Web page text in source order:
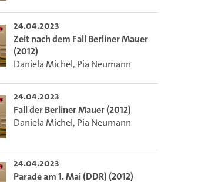
24.04.2023
Zeit nach dem Fall Berliner Mauer
(2012)
Daniela Michel, Pia Neumann
24.04.2023
Fall der Berliner Mauer (2012)
Daniela Michel, Pia Neumann
24.04.2023
Parade am 1. Mai (DDR) (2012)